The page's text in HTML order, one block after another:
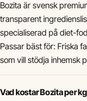
Bozita är svensk
transparent
specialiserad på diet-
Passar bäst för: Friska
som vill stödja inhemsk
Vad kostar Bozita per